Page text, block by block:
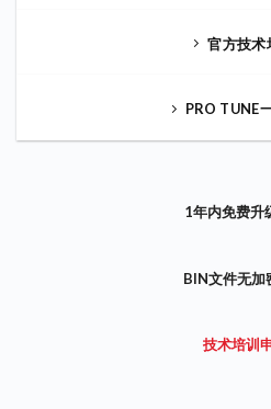
官方技术
PRO TUNE
1年内免费升
BIN文件无加
技术培训